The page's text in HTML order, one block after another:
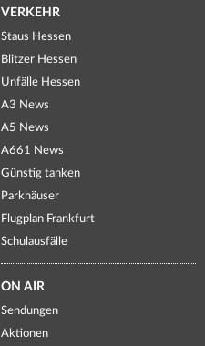
VERKEHR
Staus Hessen
Blitzer Hessen
Unfälle Hessen
A3 News
A5 News
A661 News
Günstig tanken
Parkhäuser
Flugplan Frankfurt
Schulausfälle
ON AIR
Sendungen
Aktionen